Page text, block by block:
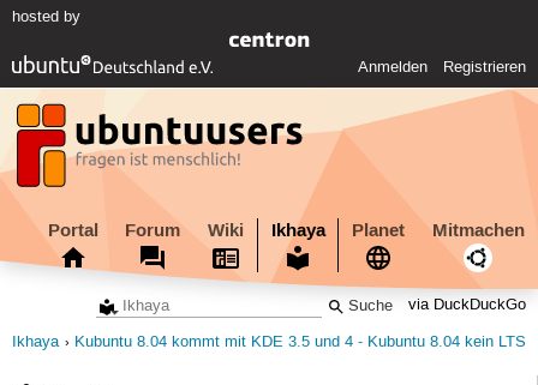
hosted by
Anmelden Registrieren
Portal Forum Wiki Ikhaya Planet Mitmachen
via DuckDuckGo
Ikhaya Kubuntu 8.04 kommt mit KDE 3.5 und 4 - Kubuntu 8.04 kein LTS